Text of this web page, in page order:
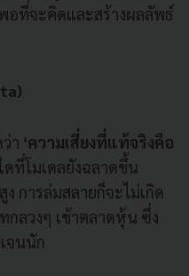
อที่จะคิดและสร้างผลลัพธ์
า ‘ความเสี่ยงที่แท้จริงคือ
ดที่โมเดลยังฉลาดขึ้น
การล่มสลายก็จะไม่เกิด
ลวงๆ เข้าตลาดหุ้น ซึ่ง
จนนัก